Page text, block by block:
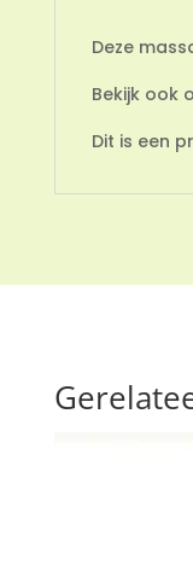
Deze
Bekijk ook
Dit is een